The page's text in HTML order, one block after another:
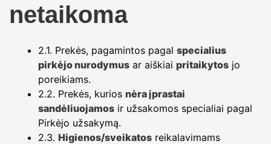
netaikoma
2.1. Prekės, pagamintos pagal specialius
pirkėjo nurodymus ar aiškiai pritaikytos jo
poreikiams.
2.2. Prekės, kurios nėra įprastai
sandėliuojamos ir užsakomos specialiai pagal
Pirkėjo užsakymą.
2.3. Higienos/sveikatos reikalavimams